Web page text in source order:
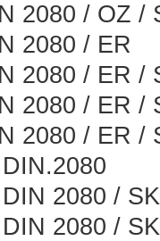
2080 / OZ /
2080 / ER
2080 / ER /
2080 / ER /
2080 / ER /
2080 /
2080 /